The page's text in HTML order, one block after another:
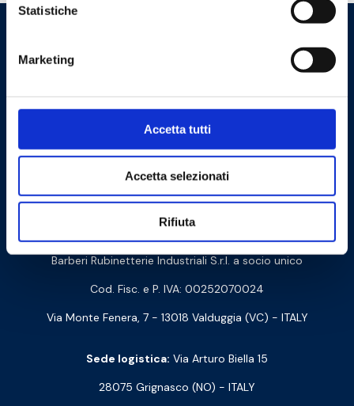
Statistiche
Marketing
Accetta tutti
Accetta selezionati
Rifiuta
Cookie Policy Privacy Policy
Contattaci
Barberi Rubinetterie Industriali S.r.l. a socio unico
Cod. Fisc. e P. IVA: 00252070024
Via Monte Fenera, 7 - 13018 Valduggia (VC) - ITALY
Sede logistica: Via Arturo Biella 15
28075 Grignasco (NO) - ITALY